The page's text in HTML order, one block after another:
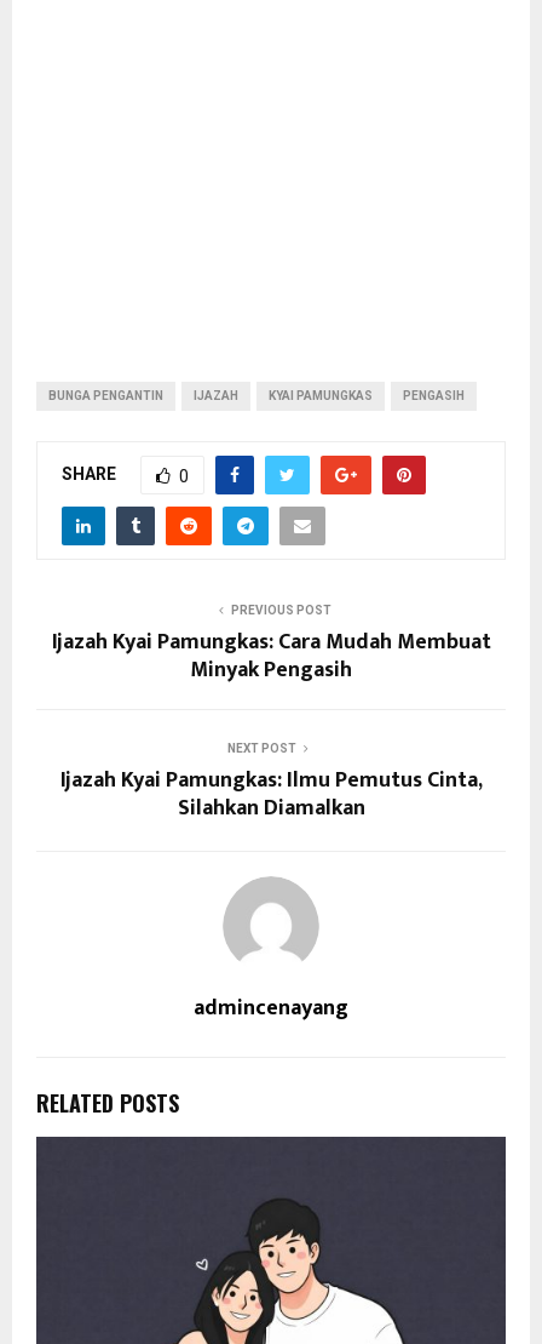
BUNGA PENGANTIN IJAZAH KYAI PAMUNGKAS PENGASIH
SHARE 0
PREVIOUS POST
Ijazah Kyai Pamungkas: Cara Mudah Membuat
Minyak Pengasih
NEXT POST
Ijazah Kyai Pamungkas: Ilmu Pemutus Cinta,
Silahkan Diamalkan
admincenayang
RELATED POSTS